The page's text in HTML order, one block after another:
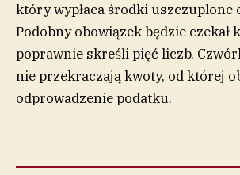
który wypłaca środki uszczuplone
Podobny obowiązek będzie czekał
poprawnie skreśli pięć liczb.
nie przekraczają kwoty, od której
odprowadzenie podatku.